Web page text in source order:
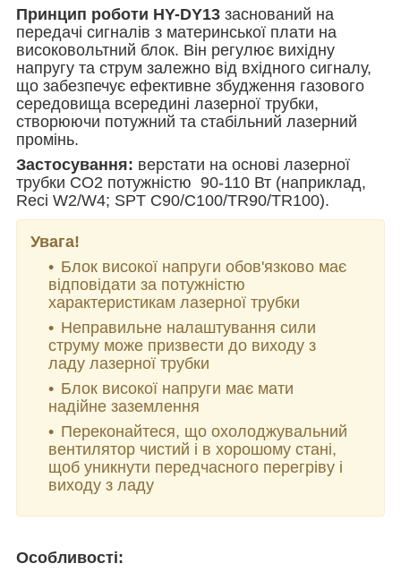
Принцип роботи HY-DY13 заснований на
передачі сигналів з материнської плати на
високовольтний блок. Він регулює вихідну
напругу та струм залежно від вхідного сигналу,
що забезпечує ефективне збудження газового
середовища всередині лазерної трубки,
створюючи потужний та стабільний лазерний
промінь.
Застосування: верстати на основі лазерної
трубки CO2 потужністю 90-110 Вт (наприклад,
Reci W2/W4; SPT C90/C100/TR90/TR100).
Увага!
Блок високої напруги обов'язково має
відповідати за потужністю
характеристикам лазерної трубки
Неправильне налаштування сили
струму може призвести до виходу з
ладу лазерної трубки
Блок високої напруги має мати
надійне заземлення
Переконайтеся, що охолоджувальний
вентилятор чистий і в хорошому стані,
щоб уникнути передчасного перегріву і
виходу з ладу
Особливості: